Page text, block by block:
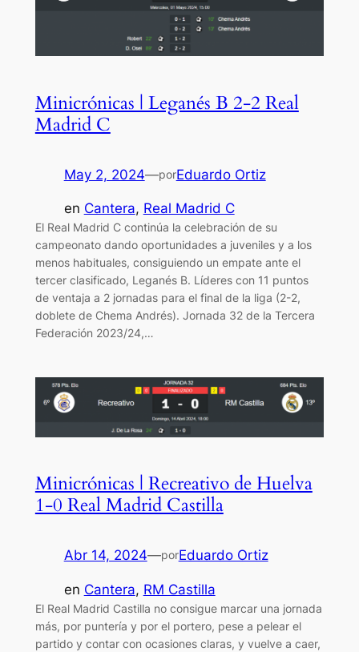
Minicrónicas | Leganés B 2-2 Real
Madrid C
May 2, 2024—porEduardo Ortiz
en Cantera, Real Madrid C
El Real Madrid C continúa la celebración de su
campeonato dando oportunidades a juveniles y a los
menos habituales, consiguiendo un empate ante el
tercer clasificado, Leganés B. Líderes con 11 puntos
de ventaja a 2 jornadas para el final de la liga (2-2,
doblete de Chema Andrés). Jornada 32 de la Tercera
Federación 2023/24,…
Minicrónicas | Recreativo de Huelva
1-0 Real Madrid Castilla
Abr 14, 2024—porEduardo Ortiz
en Cantera, RM Castilla
El Real Madrid Castilla no consigue marcar una jornada
más, por puntería y por el portero, pese a pelear el
partido y contar con ocasiones claras, y vuelve a caer,